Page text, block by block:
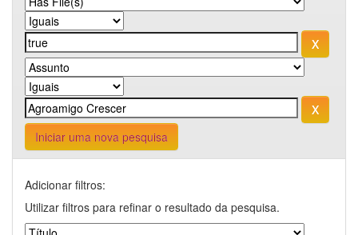
Iniciar uma nova pesquisa
Adicionar filtros:
Utilizar filtros para refinar o resultado da pesquisa.